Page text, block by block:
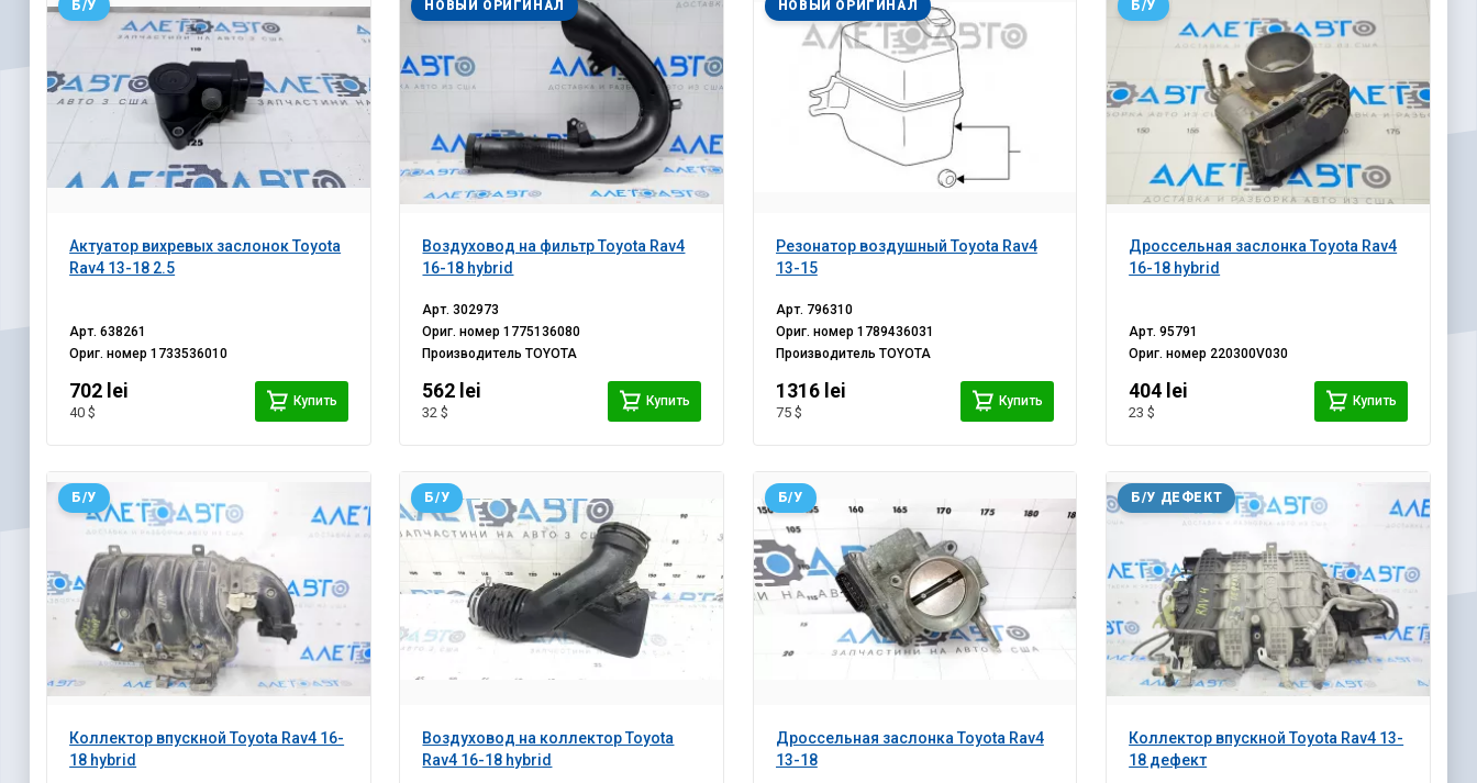
Актуатор вихревых заслонок Toyota
Rav4 13-18 2.5
Б/У
Арт.638261
Ориг. номер1733536010
702 lei
40 $
Купить
Воздуховод на фильтр Toyota Rav4
16-18 hybrid
НОВЫЙ ОРИГИНАЛ
Арт.302973
Ориг. номер1775136080
ПроизводительTOYOTA
562 lei
32 $
Купить
Резонатор воздушный Toyota Rav4
13-15
НОВЫЙ ОРИГИНАЛ
Арт. 796310
Ориг. номер 1789436031
Производитель TOYOTA
1316 lei
75 $
Купить
Дроссельная заслонка Toyota Rav4
16-18 hybrid
Б/У
Арт.95791
Ориг. номер 220300V030
404 lei
23 $
Купить
Коллектор впускной Toyota Rav4 16-
18 hybrid
Б/У
Воздуховод на коллектор Toyota
Rav4 16-18 hybrid
Б/У
Дроссельная заслонка Toyota Rav4
13-18
Б/У
Коллектор впускной Toyota Rav4 13-
18 дефект
Б/У ДЕФЕКТ